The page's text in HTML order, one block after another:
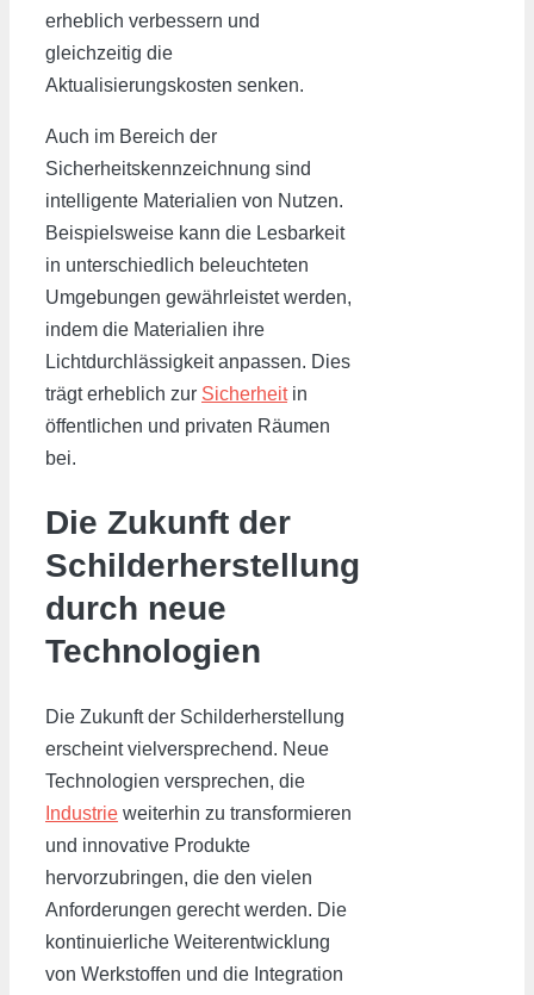
erheblich verbessern und
gleichzeitig die
Aktualisierungskosten senken.
Auch im Bereich der
Sicherheitskennzeichnung sind
intelligente Materialien von Nutzen.
Beispielsweise kann die Lesbarkeit
in unterschiedlich beleuchteten
Umgebungen gewährleistet werden,
indem die Materialien ihre
Lichtdurchlässigkeit anpassen. Dies
trägt erheblich zur Sicherheitin
öffentlichen und privaten Räumen
bei.
Die Zukunft der
Schilderherstellung
durch neue
Technologien
Die Zukunft der Schilderherstellung
erscheint vielversprechend. Neue
Technologien versprechen, die
Industrie weiterhin zu transformieren
und innovative Produkte
hervorzubringen, die den vielen
Anforderungen gerecht werden. Die
kontinuierliche Weiterentwicklung
von Werkstoffen und die Integration